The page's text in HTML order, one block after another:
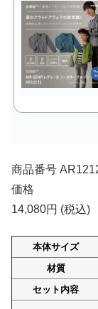
商品番号
価格
14,080円 (税込)
本体サイズ
材質
セット内容